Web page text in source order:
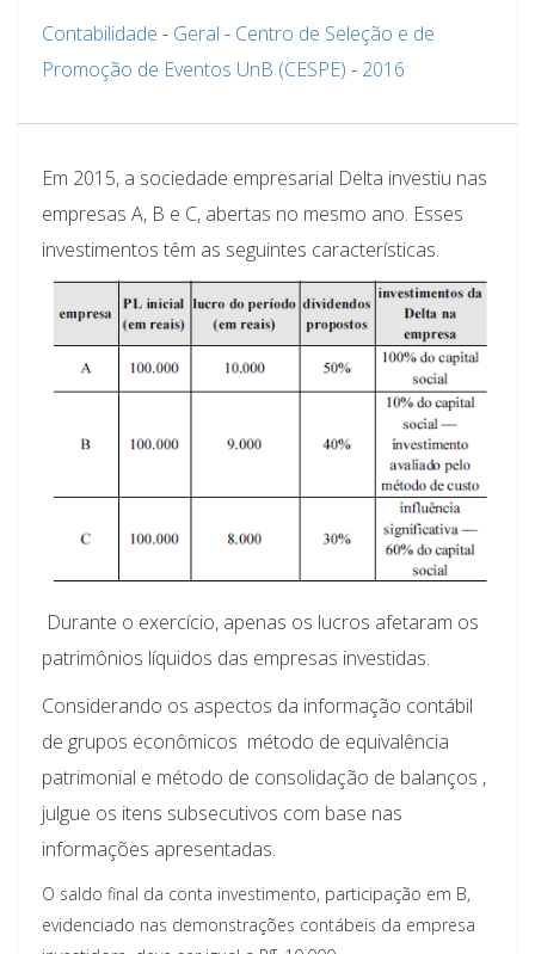
Contabilidade - Geral - Centro de Seleção e de
Promoção de Eventos UnB (CESPE) - 2016
Em 2015, a sociedade empresarial Delta investiu nas
empresas A, B e C, abertas no mesmo ano. Esses
investimentos têm as seguintes características.
Durante o exercício, apenas os lucros afetaram os
patrimônios líquidos das empresas investidas.
Considerando os aspectos da informação contábil
de grupos econômicos  método de equivalência
patrimonial e método de consolidação de balanços ,
julgue os itens subsecutivos com base nas
informações apresentadas.
O saldo final da conta investimento, participação em B,
evidenciado nas demonstrações contábeis da empresa